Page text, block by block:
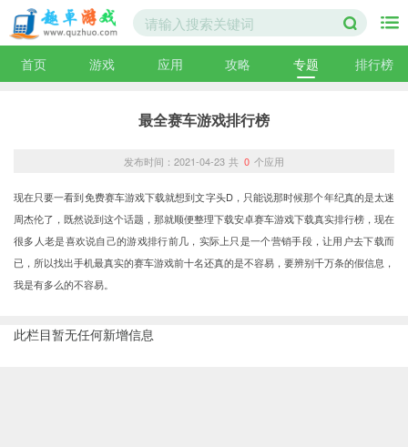
首页 游戏 应用 攻略 专题 排行榜
最全赛车游戏排行榜
发布时间：2021-04-23 共 0 个应用
现在只要一看到免费赛车游戏下载就想到文字头D，只能说那时候那个年纪真的是太迷
周杰伦了，既然说到这个话题，那就顺便整理下载安卓赛车游戏下载真实排行榜，现在
很多人老是喜欢说自己的游戏排行前几，实际上只是一个营销手段，让用户去下载而
已，所以找出手机最真实的赛车游戏前十名还真的是不容易，要辨别千万条的假信息，
我是有多么的不容易。
此栏目暂无任何新增信息